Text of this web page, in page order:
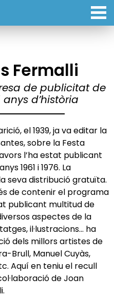
Fermalli
de publicitat de
d’història
el 1939, ja va editar la
sobre la Festa
l’ha estat publicant
1961 i 1976. La
seva distribució gratuïta.
de contenir el programa
publicant multitud de
aspectes de la
il·lustracions… ha
dels millors artistes de
Brull, Manuel Cuyàs,
Aquí en teniu el recull
de Joan